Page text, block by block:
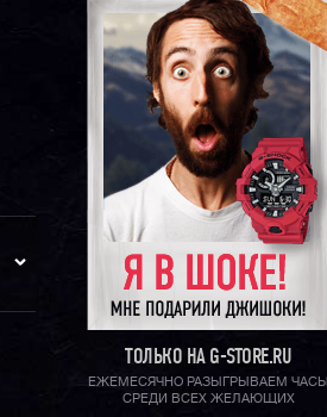
ТОЛЬКО НА G-STORE.RU
ЕЖЕМЕСЯЧНО РАЗЫГРЫВАЕМ ЧАСЫ
СРЕДИ ВСЕХ ЖЕЛАЮЩИХ